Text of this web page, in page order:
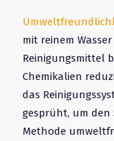
mit reinem
Reinigungsmittel
Chemikalien
das
gesprüht, um den
Methode